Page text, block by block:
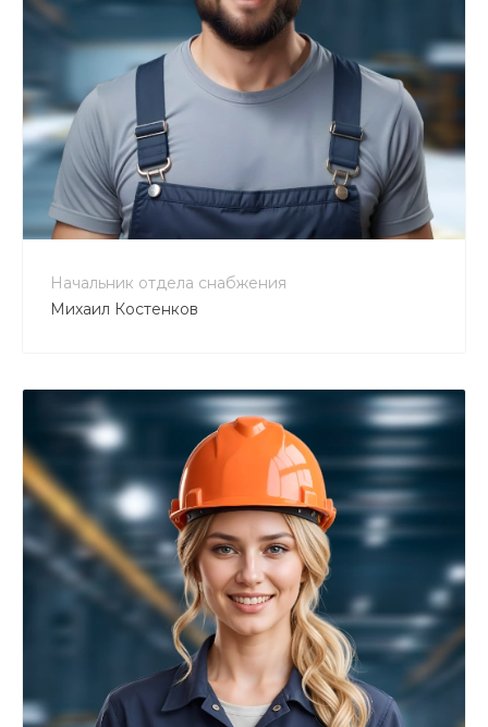
Начальник отдела снабжения
Михаил Костенков
+7 800 900-80-90
no-reply@intecweb.ru